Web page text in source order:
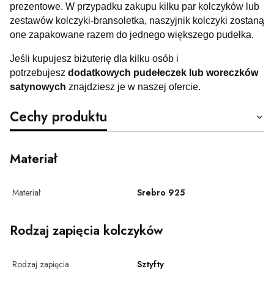
prezentowe. W przypadku zakupu kilku par kolczyków lub
zestawów kolczyki-bransoletka, naszyjnik kolczyki zostaną
one zapakowane razem do jednego większego pudełka.
Jeśli kupujesz biżuterię dla kilku osób i
potrzebujesz dodatkowych pudełeczek lub woreczków
satynowych znajdziesz je w naszej ofercie.
Cechy produktu
Materiał
Materiał Srebro 925
Rodzaj zapięcia kolczyków
Rodzaj zapięcia Sztyfty